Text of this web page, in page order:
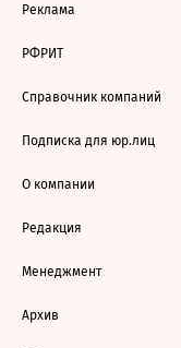
Реклама
РФРИТ
Справочник компаний
Подписка для юр.лиц
О компании
Редакция
Менеджмент
Архив